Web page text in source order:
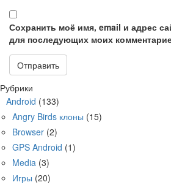
Сохранить моё имя, email и адрес
для последующих моих
Рубрики
Android (133)
Angry Birds клоны (15)
Browser (2)
GPS Android (1)
Media (3)
Игры (20)